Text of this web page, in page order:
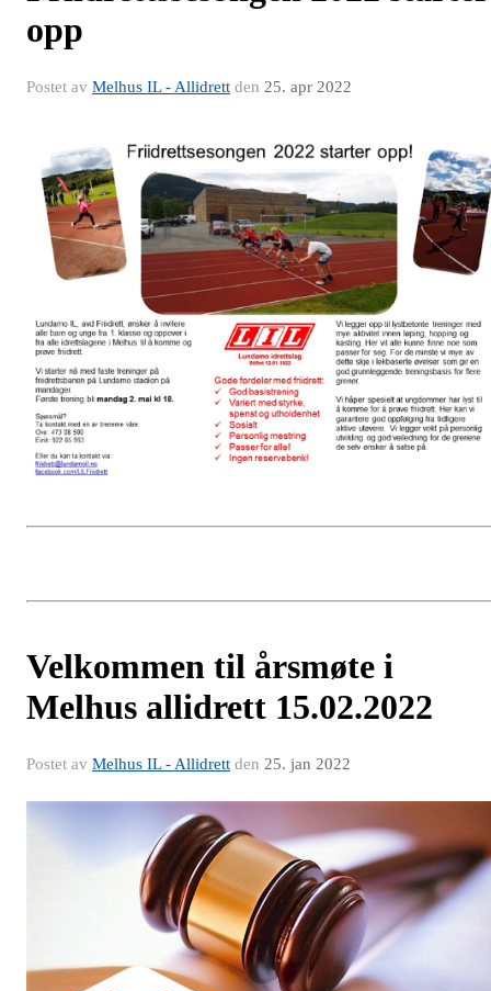
opp
Postet av Melhus IL - Allidrett den 25. apr 2022
Velkommen til årsmøte i
Melhus allidrett 15.02.2022
Postet av Melhus IL - Allidrett den 25. jan 2022